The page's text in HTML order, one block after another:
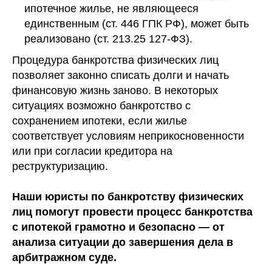
ипотечное жилье, не являющееся
единственным (ст. 446 ГПК РФ), может быть
реализовано (ст. 213.25 127-ФЗ).
Процедура банкротства физических лиц
позволяет законно списать долги и начать
финансовую жизнь заново. В некоторых
ситуациях возможно банкротство с
сохранением ипотеки, если жилье
соответствует условиям неприкосновенности
или при согласии кредитора на
реструктуризацию.
Наши юристы по банкротству физических
лиц помогут провести процесс банкротства
с ипотекой грамотно и безопасно — от
анализа ситуации до завершения дела в
арбитражном суде.
Стоимость услуг
по списанию долгов
с ипотекой
оговаривается
индивидуально
000 руб. - вносятся на депозит
Арбитражного суда в качестве
управляющего за процедуру
банкротства (списания долга), 15 000
руб. - публикация о признании Вас
банкротом в официальных источниках)